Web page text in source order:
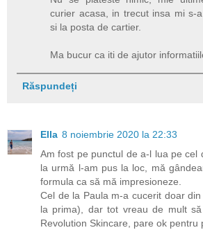
curier acasa, in trecut insa mi s-
si la posta de cartier.
Ma bucur ca iti de ajutor
Răspundeți
Ella 8 noiembrie 2020 la 22:33
Am fost pe punctul de a-l lua pe cel
la urmă l-am pus la loc, mă
formula ca să mă impresioneze.
Cel de la Paula m-a cucerit doar
la prima), dar tot vreau de mult
Revolution Skincare, pare ok pentru